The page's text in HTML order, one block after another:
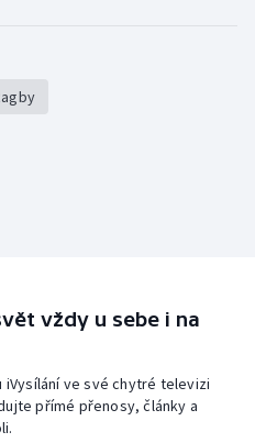
vždy u sebe i na
iVysílání ve své chytré televizi
přímé přenosy, články a